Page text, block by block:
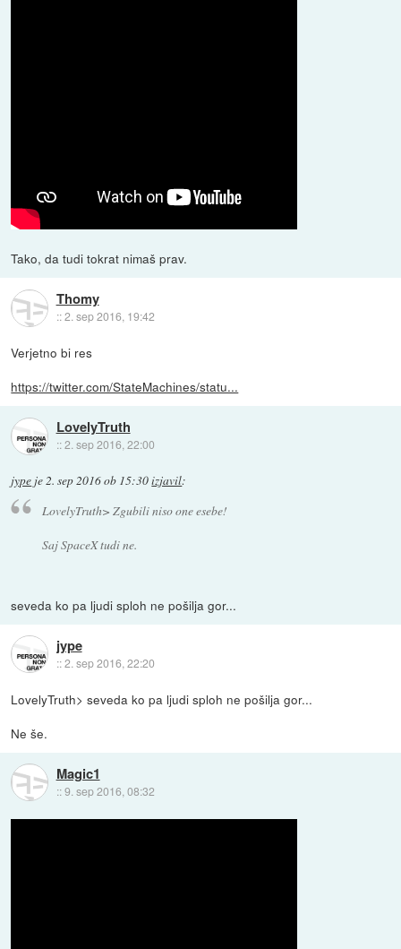
Tako, da tudi tokrat nimaš prav.
Thomy
::2. sep 2016, 19:42
Verjetno bi res
https://twitter.com/StateMachines/statu...
LovelyTruth
::2. sep 2016, 22:00
jype je2. sep 2016 ob 15:30izjavil:
LovelyTruth> Zgubili niso one esebe!
Saj SpaceX tudi ne.
seveda ko pa ljudi sploh ne pošilja gor...
jype
::2. sep 2016, 22:20
LovelyTruth> seveda ko pa ljudi sploh ne pošilja gor...
Ne še.
Magic1
::9. sep 2016, 08:32